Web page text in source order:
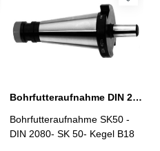
Bohrfutteraufnahme DIN 2080, SK 50 Kegel B18
Bohrfutteraufnahme SK50 -
DIN 2080- SK 50- Kegel B18